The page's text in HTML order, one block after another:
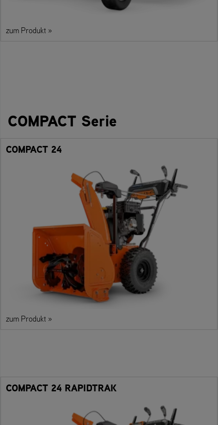
zum Produkt »
COMPACT Serie
COMPACT 24
zum Produkt »
COMPACT 24 RAPIDTRAK